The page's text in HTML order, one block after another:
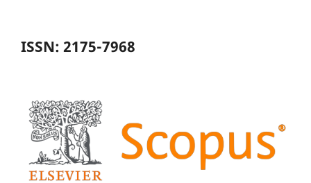
ISSN: 2175-7968